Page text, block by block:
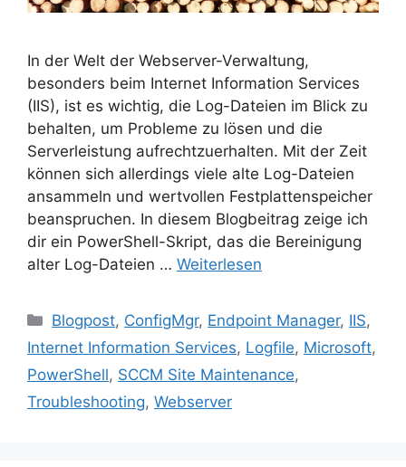
In der Welt der Webserver-Verwaltung,
besonders beim Internet Information Services
(IIS), ist es wichtig, die Log-Dateien im Blick zu
behalten, um Probleme zu lösen und die
Serverleistung aufrechtzuerhalten. Mit der Zeit
können sich allerdings viele alte Log-Dateien
ansammeln und wertvollen Festplattenspeicher
beanspruchen. In diesem Blogbeitrag zeige ich
dir ein PowerShell-Skript, das die Bereinigung
alter Log-Dateien … Weiterlesen
Kategorien
Blogpost, ConfigMgr, Endpoint Manager, IIS,
Internet Information Services, Logfile, Microsoft,
PowerShell, SCCM Site Maintenance,
Troubleshooting, Webserver